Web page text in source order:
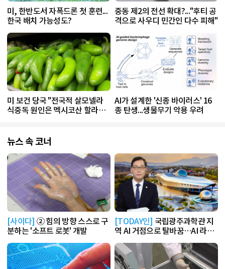
미, 한반도서 자폭드론 첫 훈련...
한국 배치 가능성도?
중동 제2의 전선 확대?..."후티 공
격으로 사우디 민간인 다수 피해"
미 보건 당국 "전국적 살모넬라
식중독 원인은 멕시코산 할라피
AI가 설계한 '신종 바이러스' 16
종 탄생...생물무기 악용 우려
뉴스 속 코너
[사이다] ② 힘의 방향 스스로 구
분하는 '소프트 로봇' 개발
[TODAY인] 국립광주과학관 지
역 AI 거점으로 탈바꿈…AI 라운